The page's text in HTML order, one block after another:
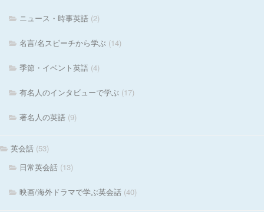
ニュース・時事英語 (2)
名言/名スピーチから学ぶ (14)
季節・イベント英語 (4)
有名人のインタビューで学ぶ (17)
著名人の英語 (9)
英会話 (53)
日常英会話 (13)
映画/海外ドラマで学ぶ英会話 (40)